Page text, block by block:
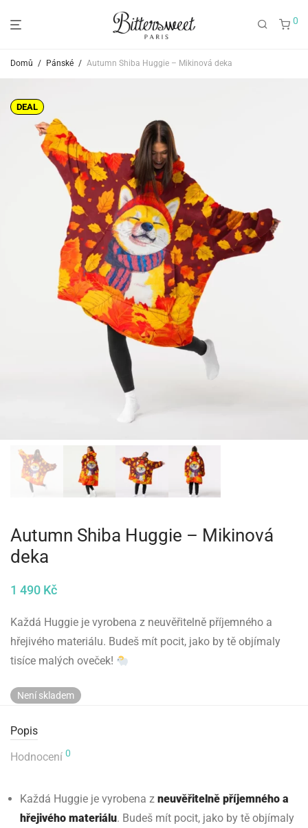
0
Domů / Pánské / Autumn Shiba Huggie – Mikinová deka
DEAL
Autumn Shiba Huggie – Mikinová
deka
1 490 Kč
Každá Huggie je vyrobena z neuvěřitelně příjemného a
hřejivého materiálu. Budeš mít pocit, jako by tě objímaly
tisíce malých oveček!
Není skladem
Popis
Hodnocení 0
Každá Huggie je vyrobena z neuvěřitelně příjemného a
hřejivého materiálu. Budeš mít pocit, jako by tě objímaly